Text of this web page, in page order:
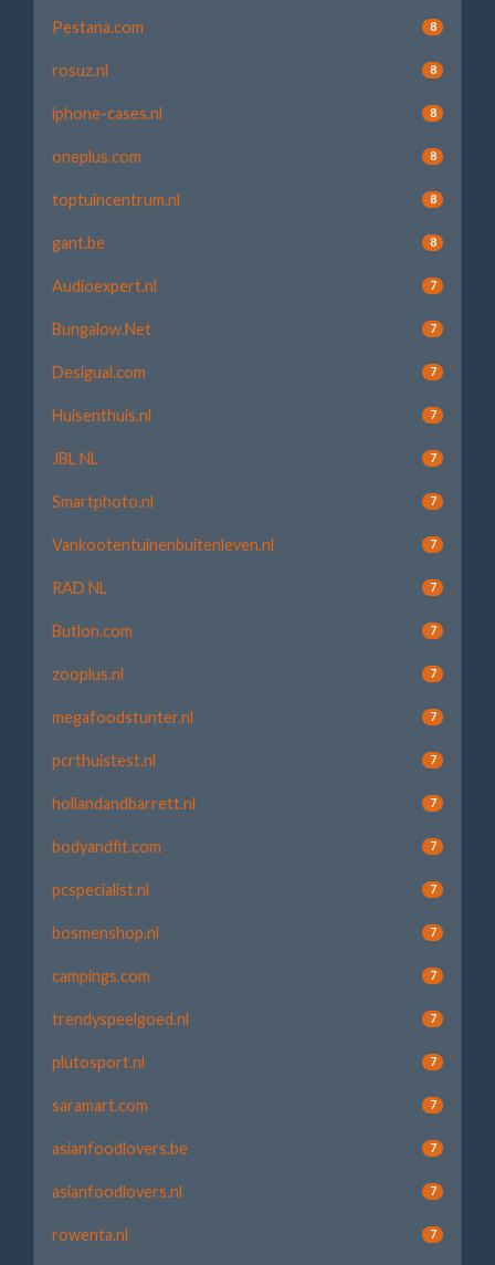
Pestana.com 8
rosuz.nl 8
iphone-cases.nl 8
oneplus.com 8
toptuincentrum.nl 8
gant.be 8
Audioexpert.nl 7
Bungalow.Net 7
Desigual.com 7
Huisenthuis.nl 7
JBL NL 7
Smartphoto.nl 7
Vankootentuinenbuitenleven.nl 7
RAD NL 7
Butlon.com 7
zooplus.nl 7
megafoodstunter.nl 7
pcrthuistest.nl 7
hollandandbarrett.nl 7
bodyandfit.com 7
pcspecialist.nl 7
bosmenshop.nl 7
campings.com 7
trendyspeelgoed.nl 7
plutosport.nl 7
saramart.com 7
asianfoodlovers.be 7
asianfoodlovers.nl 7
rowenta.nl 7